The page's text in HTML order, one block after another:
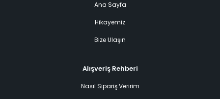
Ana Sayfa
Hikayemiz
Bize Ulaşın
Alışveriş Rehberi
Nasıl Sipariş Veririm